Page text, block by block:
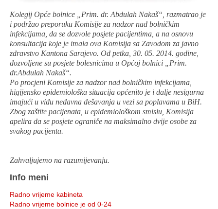
Kolegij Opće bolnice „Prim. dr. Abdulah Nakaš“, razmatrao je
i podržao preporuku Komisije za nadzor nad bolničkim
infekcijama, da se dozvole posjete pacijentima, a na osnovu
konsultacija koje je imala ova Komisija sa Zavodom za javno
zdravstvo Kantona Sarajevo. Od petka, 30. 05. 2014. godine,
dozvoljene su posjete bolesnicima u Općoj bolnici „Prim.
dr.Abdulah Nakaš“.
Po procjeni Komisije za nadzor nad bolničkim infekcijama,
higijensko epidemiološka situacija općenito je i dalje nesigurna
imajući u vidu nedavna dešavanja u vezi sa poplavama u BiH.
Zbog zaštite pacijenata, u epidemiološkom smislu, Komisija
apelira da se posjete ograniče na maksimalno dvije osobe za
svakog pacijenta.
Zahvaljujemo na razumijevanju.
Info meni
Radno vrijeme kabineta
Radno vrijeme bolnice je od 0-24